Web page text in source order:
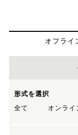
オフライ
形式を選択
全て
オンライ